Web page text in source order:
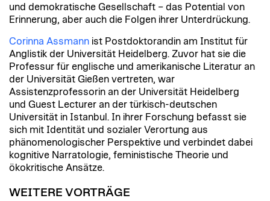
und demokratische Gesellschaft – das Potential von
Erinnerung, aber auch die Folgen ihrer Unterdrückung.
Corinna Assmann ist Postdoktorandin am Institut für
Anglistik der Universität Heidelberg. Zuvor hat sie die
Professur für englische und amerikanische Literatur an
der Universität Gießen vertreten, war
Assistenzprofessorin an der Universität Heidelberg
und Guest Lecturer an der türkisch-deutschen
Universität in Istanbul. In ihrer Forschung befasst sie
sich mit Identität und sozialer Verortung aus
phänomenologischer Perspektive und verbindet dabei
kognitive Narratologie, feministische Theorie und
ökokritische Ansätze.
WEITERE VORTRÄGE